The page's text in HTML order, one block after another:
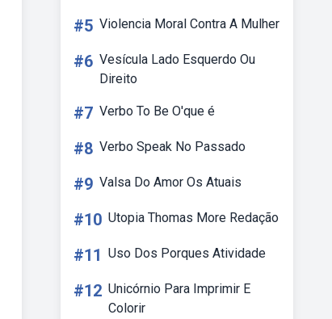
#5 Violencia Moral Contra A Mulher
#6 Vesícula Lado Esquerdo Ou
Direito
#7 Verbo To Be O'que é
#8 Verbo Speak No Passado
#9 Valsa Do Amor Os Atuais
#10 Utopia Thomas More Redação
#11 Uso Dos Porques Atividade
#12 Unicórnio Para Imprimir E
Colorir